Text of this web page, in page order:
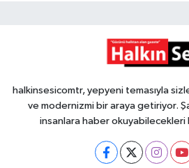
halkinsesicomtr, yepyeni temasıyla
ve modernizmi bir araya getiriyor.
insanlara haber okuyabilecekleri